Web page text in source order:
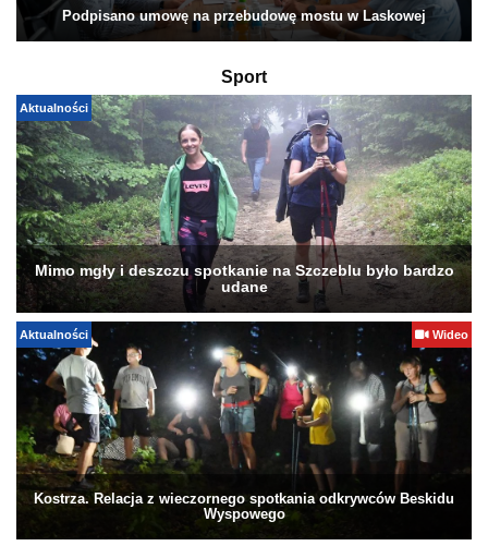
Podpisano umowę na przebudowę mostu w Laskowej
Sport
Aktualności
Mimo mgły i deszczu spotkanie na Szczeblu było bardzo
udane
Aktualności Wideo
Kostrza. Relacja z wieczornego spotkania odkrywców Beskidu
Wyspowego